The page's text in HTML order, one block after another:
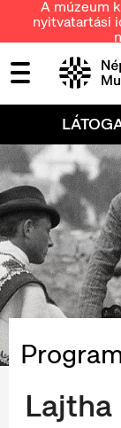
A múzeum
nyitvatartási
Lajtha